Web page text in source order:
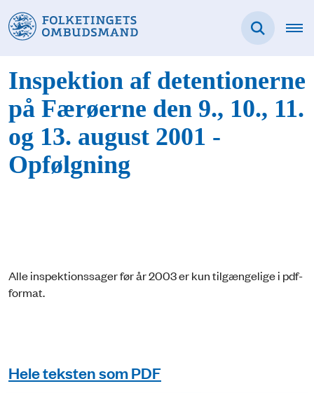
Inspektion af detentionerne
på Færøerne den 9., 10., 11.
og 13. august 2001 -
Opfølgning
Alle inspektionssager før år 2003 er kun tilgængelige i pdf-
format.
Hele teksten som PDF